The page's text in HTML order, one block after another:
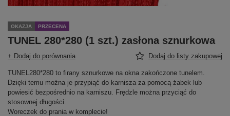
OKAZJA PRZECENA
TUNEL 280*280 (1 szt.) zasłona sznurkowa
+ Dodaj do porównania Dodaj do listy zakupowej
TUNEL280*280 to firany sznurkowe na okna zakończone tunelem.
Dzięki temu można je przypiąć do karnisza za pomocą żabek lub
powiesić bezpośrednio na karniszu. Frędzle można przyciąć do
stosownej długości.
Woreczek do prania w komplecie!